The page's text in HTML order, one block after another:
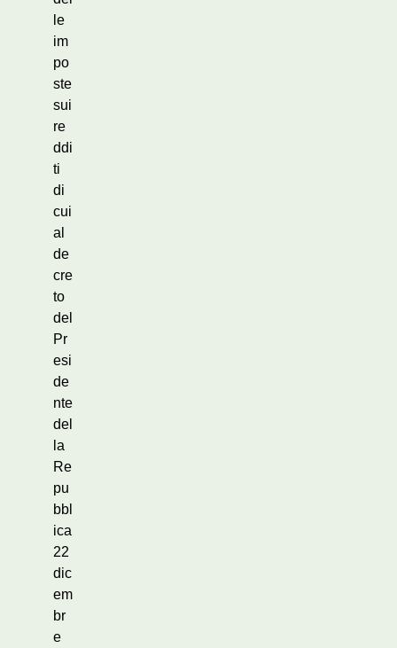
le
im
po
ste
sui
re
ddi
ti
di
cui
al
de
cre
to
del
Pr
esi
de
nte
del
la
Re
pu
bbl
ica
22
dic
em
br
e